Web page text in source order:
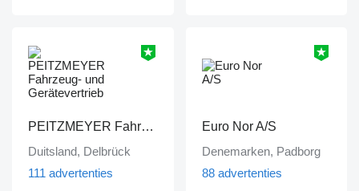
PEITZMEYER Fahrzeug- und Gerätevertrieb
Duitsland, Delbrück
111 advertenties
Euro Nor A/S
Denemarken, Padborg
88 advertenties